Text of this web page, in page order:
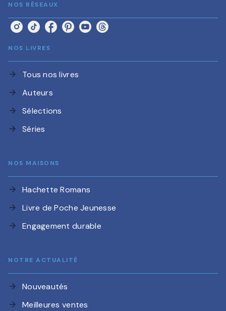
NOS RÉSEAUX
NOS LIVRES
arrow_forward Tous nos livres
arrow_forward Auteurs
arrow_forward Sélections
arrow_forward Séries
NOS MAISONS
arrow_forward Hachette Romans
arrow_forward Livre de Poche Jeunesse
arrow_forward Engagement durable
NOTRE ACTUALITÉ
arrow_forward Nouveautés
arrow_forward Meilleures ventes